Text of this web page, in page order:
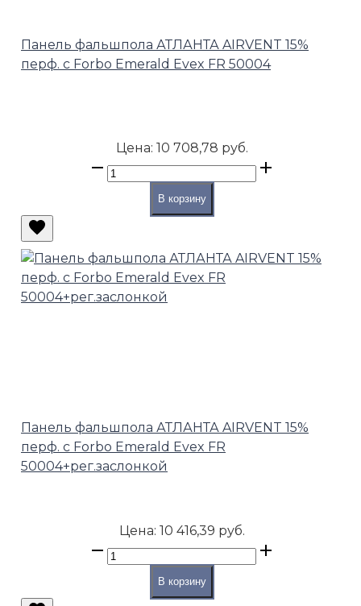
Панель фальшпола АТЛАНТА AIRVENT 15%
перф. с Forbo Emerald Evex FR 50004
Цена: 10 708,78 руб.
В корзину
Панель фальшпола АТЛАНТА AIRVENT 15%
перф. с Forbo Emerald Evex FR
50004+рег.заслонкой
Цена: 10 416,39 руб.
В корзину